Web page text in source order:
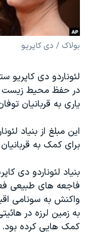
علم و فناوری
اسرائیل در جنگ
گالری عکس
رمز مهسا
ورزش زنان در ایران
اعتراضات زن، زندگی،
تریبونال مردمی آبان ۹۸
دادگاه حمید نوری
قانون شفافیت دارائی
اعتراضات مردمی آبان ۹۸
اسرائیل در جنگ
نرگس محمدی برنده
همایش محافظه‌کاران
صفحه‌های ویژه
زبانهای مختلف
بولاک / دی کاپریو
لئوناردو دی کاپریو
در حفظ محیط زیست
یاری به قربانیان
این مبلغ از بنیاد
برای کمک به
بنیاد لئوناردو دی
کمک هایی کرده بود.